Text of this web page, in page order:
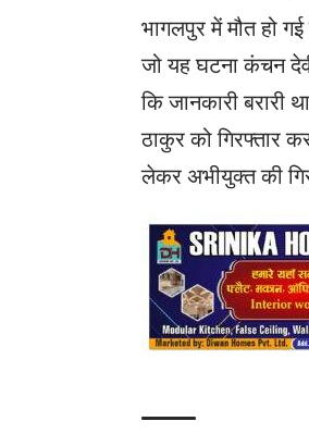
भागलपुर में मौत हो
जो यह घटना कंचन
कि जानकारी
ठाकुर को गिरफ्तार
लेकर अभीयुक्त की